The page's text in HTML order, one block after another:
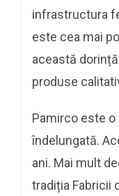
infrastructura
este cea mai
această
produse
Pamirco este
îndelungată.
ani. Mai mult
tradiția Fabricii